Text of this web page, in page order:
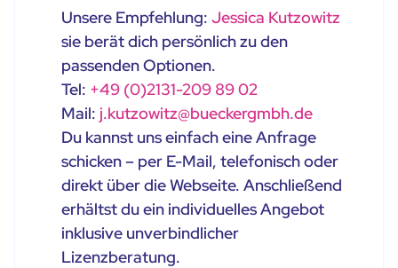
Unsere Empfehlung: Jessica Kutzowitz
sie berät dich persönlich zu den
passenden Optionen.
Tel: +49 (0)2131-209 89 02
Mail: j.kutzowitz@bueckergmbh.de
Du kannst uns einfach eine Anfrage
schicken – per E-Mail, telefonisch oder
direkt über die Webseite. Anschließend
erhältst du ein individuelles Angebot
inklusive unverbindlicher
Lizenzberatung.